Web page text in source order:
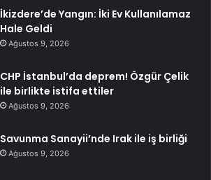
İkizdere’de Yangın: İki Ev Kullanılamaz
Hale Geldi
Ağustos 9, 2026
CHP İstanbul’da deprem! Özgür Çelik
ile birlikte istifa ettiler
Ağustos 9, 2026
Savunma Sanayii’nde Irak ile iş birliği
Ağustos 9, 2026